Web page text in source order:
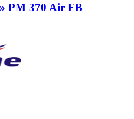
PM 370 Air FB